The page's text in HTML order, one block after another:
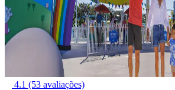
4.1 (53 avaliações)